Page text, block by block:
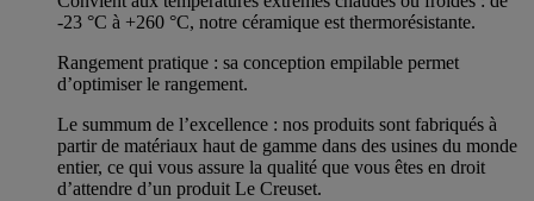
-23 °C à +260 °C, notre céramique est thermorésistante.
Rangement pratique : sa conception empilable permet
d’optimiser le rangement.
Le summum de l’excellence : nos produits sont fabriqués à
partir de matériaux haut de gamme dans des usines du monde
entier, ce qui vous assure la qualité que vous êtes en droit
d’attendre d’un produit Le Creuset.